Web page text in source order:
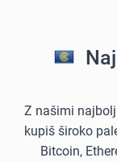
Z našimi
kupiš široko
Bitcoin,